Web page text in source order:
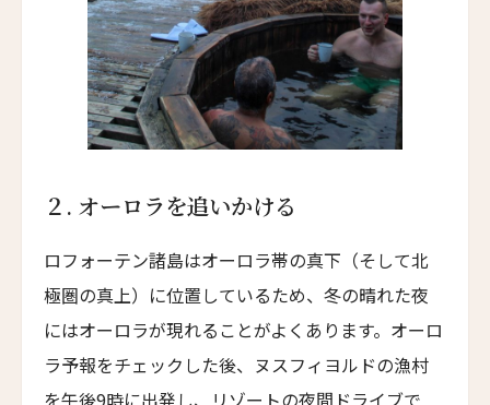
カブ・ホテル・ロードス
Cabu Hotel Rhodes
メゾン・モーブリュイユ
Maison Maubreuil
グランド・パレス・ブルノ
アッシュダウン・パーク・ホテル&カントリークラ
Ashdown Park Hotel & Country Club
アレクサンダー・ハウス・アンド・ユートピア・ス
パ
Alexander House & Utopia Spa
２. オーロラを追いかける
ロフォーテン諸島はオーロラ帯の真下（そして北
極圏の真上）に位置しているため、冬の晴れた夜
にはオーロラが現れることがよくあります。オーロ
ラ予報をチェックした後、ヌスフィヨルドの漁村
を午後9時に出発し、リゾートの夜間ドライブで